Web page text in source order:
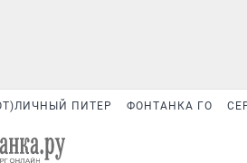
ПИТЕР ФОНТАНКА ГО